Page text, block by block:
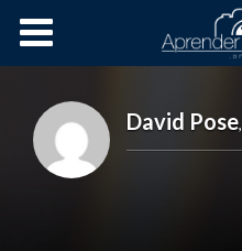
Cursos OnLine
David Pose,